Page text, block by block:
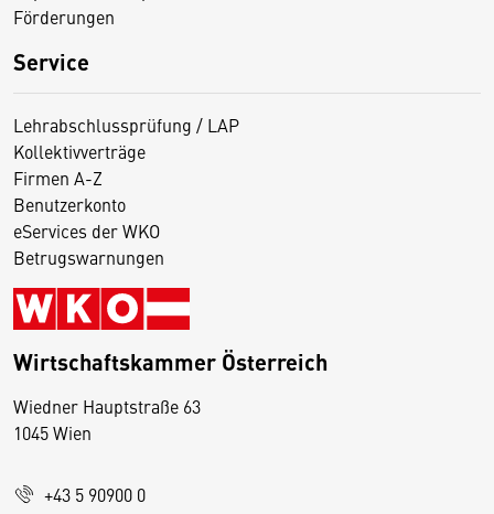
Förderungen
Service
Lehrabschlussprüfung / LAP
Kollektivverträge
Firmen A-Z
Benutzerkonto
eServices der WKO
Betrugswarnungen
Wirtschaftskammer Österreich
Wiedner Hauptstraße 63
1045 Wien
+43 5 90900 0
D
s